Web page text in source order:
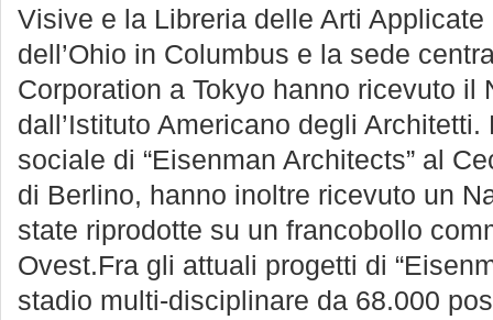
Visive e la Libreria delle Arti Applicate
dell’Ohio in Columbus e la sede
Corporation a Tokyo hanno ricevuto il
dall’Istituto Americano degli
sociale di “Eisenman Architects” al
di Berlino, hanno inoltre ricevuto un
state riprodotte su un francobollo
Ovest.Fra gli attuali progetti di
stadio multi-disciplinare da 68.000